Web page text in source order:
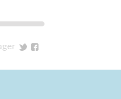
Twitter
Facebook